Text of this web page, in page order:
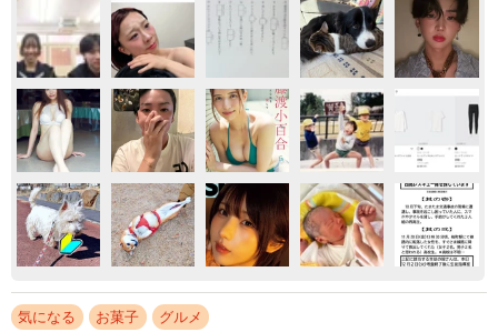
気になる お菓子 グルメ